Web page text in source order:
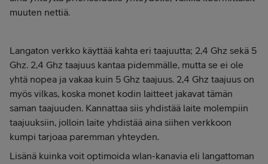
muuten nettiä.
Langaton verkko käyttää kahta eri taajuutta; 2,4 Ghz sekä 5
Ghz. 2,4 Ghz taajuus kantaa pidemmälle, mutta se ei ole
yhtä nopea ja vakaa kuin 5 Ghz taajuus. 2,4 Ghz taajuus on
myös vilkas, koska monet kodin laitteet jakavat tämän
saman taajuuden. Kannattaa siis yhdistää laite molempiin
taajuuksiin, jolloin laite yhdistää aina siihen verkkoon
kumpi tarjoaa paremman yhteyden.
Lisänä kuinka voit optimoida wlan-kanavia eli langattoman